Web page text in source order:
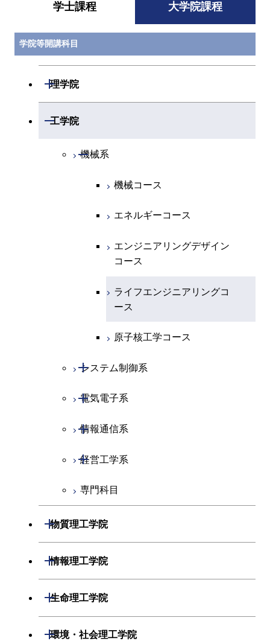
学士課程 大学院課程
学院等開講科目
理学院
開閉
物理学系
物理学コース
化学コース
エネルギーコース
地球惑星科学系
地球惑星科学コース
工学院
開閉
機械系
開閉
機械コース
エネルギーコース
エンジニアリングデザイン
コース
ライフエンジニアリングコ
ース
原子核工学コース
システム制御系
開閉
システム制御コース
エンジニアリングデザイン
電気電子系
開閉
電気電子コース
エネルギーコース
ライフエンジニアリングコ
ース
情報通信系
開閉
情報通信コース
エンジニアリングデザイン
コース
経営工学系
開閉
経営工学コース
専門科目
物質理工学院
開閉
材料系
開閉
エネルギーコース
応用化学コース
専門科目
情報理工学院
開閉
数理・計算科学系
開閉
生命理工学院
開閉
生命理工学系
開閉
環境・社会理工学院
開閉